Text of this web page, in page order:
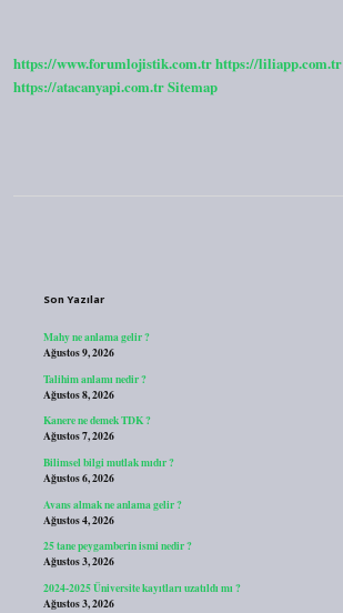
Mi
https://www.forumlojistik.com.trhttps://liliapp.com.tr
https://atacanyapi.com.trSitemap
Son Yazılar
Mahy ne anlama gelir ?
Ağustos 9, 2026
Talihim anlamı nedir ?
Ağustos 8, 2026
Kanere ne demek TDK ?
Ağustos 7, 2026
Bilimsel bilgi mutlak mıdır ?
Ağustos 6, 2026
Avans almak ne anlama gelir ?
Ağustos 4, 2026
25 tane peygamberin ismi nedir ?
Ağustos 3, 2026
2024-2025 Üniversite kayıtları uzatıldı mı ?
Ağustos 3, 2026